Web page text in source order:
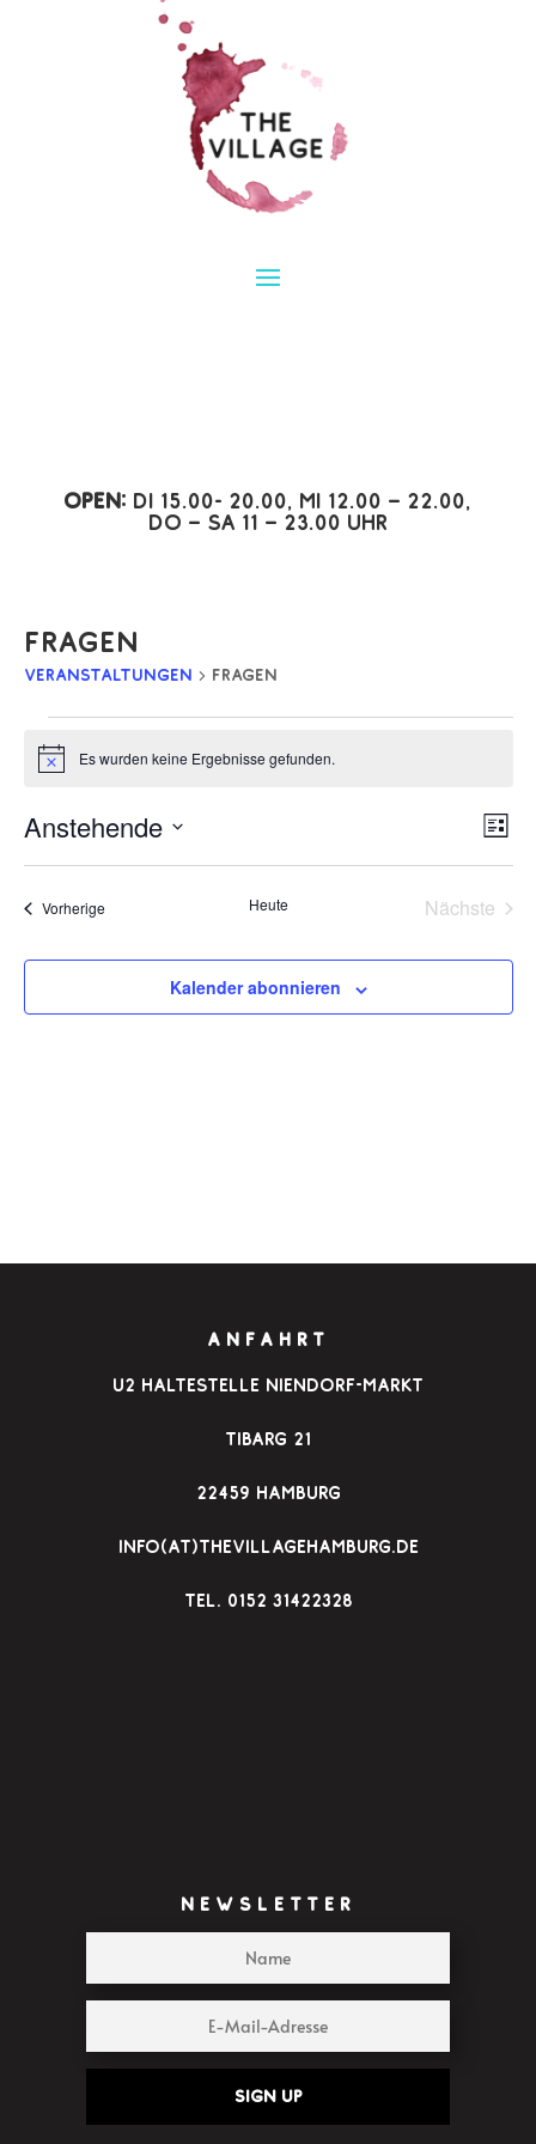
Open: Di 15.00- 20.00, Mi 12.00 – 22.00,
Do – Sa 11 – 23.00 Uhr
Fragen
Veranstaltungen Fragen
HinweisEs wurden keine Ergebnisse gefunden.
Liste
Anstehende
VorherigeVeranstaltungen Heute
Nächste
Kalender abonnieren
ANFAHRT
u2 Haltestelle Niendorf-Markt
Tibarg 21
22459 Hamburg
info(at)thevillagehamburg.de
TEl. 0152 31422328
NEWSLETTER
Sign up